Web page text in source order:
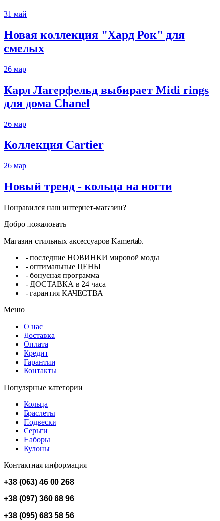
31 май
Новая коллекция "Хард Рок" для
смелых
26 мар
Карл Лагерфельд выбирает Midi rings
для дома Chanel
26 мар
Коллекция Cartier
26 мар
Новый тренд - кольца на ногти
Понравился наш интернет-магазин?
Добро пожаловать
Магазин стильных аксессуаров Kamertab.
- последние НОВИНКИ мировой моды
- оптимальные ЦЕНЫ
- бонусная программа
- ДОСТАВКА в 24 часа
- гарантия КАЧЕСТВА
Меню
О нас
Доставка
Оплата
Кредит
Гарантии
Контакты
Популярные категории
Кольца
Браслеты
Подвески
Серьги
Наборы
Кулоны
Контактная информация
+38 (063) 46 00 268
+38 (097) 360 68 96
+38 (095) 683 58 56